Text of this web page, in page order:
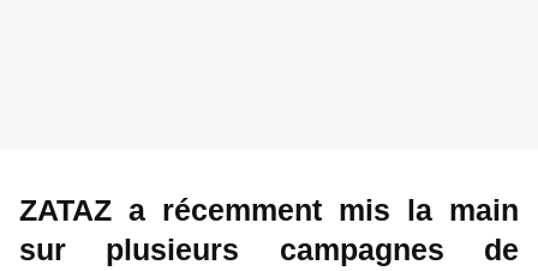
ZATAZ a récemment mis la main
sur plusieurs campagnes de